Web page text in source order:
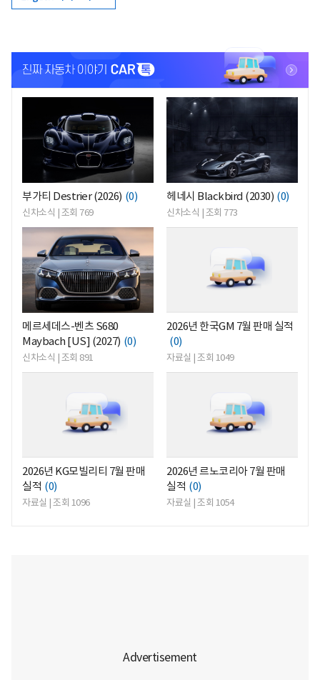
부가티 Destrier (2026) (0)
신차소식 | 조회 769
<
헤네시 Blackbird (2030) (0)
신차소식 | 조회 773
<
메르세데스-벤츠 S680
Maybach [US] (2027) (0)
신차소식 | 조회 891
2026년 한국GM 7월 판매 실적
(0)
자료실 | 조회 1049
2026년 KG모빌리티 7월 판매
실적 (0)
자료실 | 조회 1096
2026년 르노코리아 7월 판매
실적 (0)
자료실 | 조회 1054